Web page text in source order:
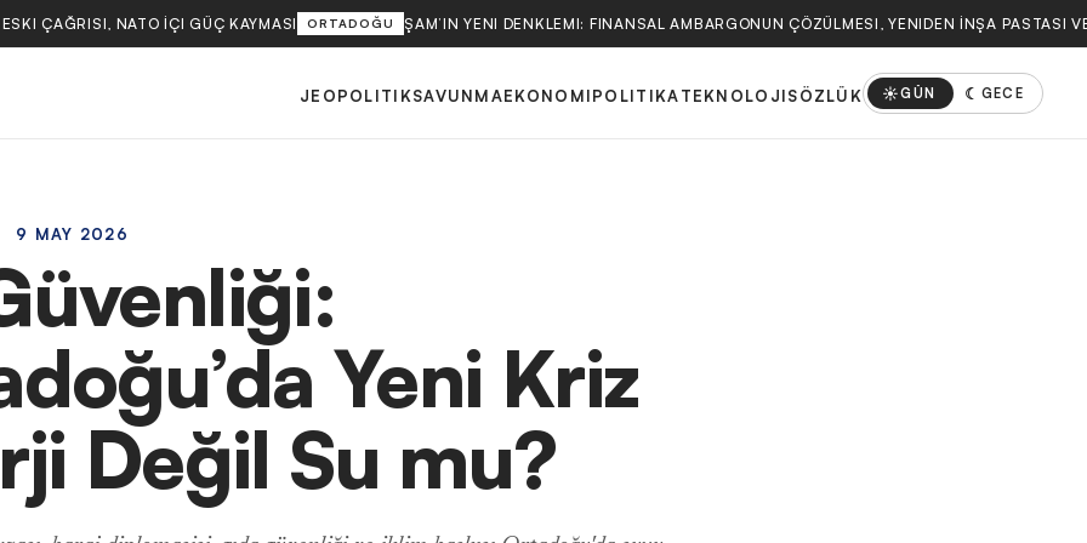
ÇAĞRISI, NATO İÇI GÜÇ KAYMASI ORTADOĞU ŞAM’IN YENI DENKLEMI: FINANSAL AMBARGONUN ÇÖZÜLMESI, YENIDEN İNŞA PASTASI
JEOPOLITIKSAVUNMAEKONOMIPOLITIKATEKNOLOJISÖZLÜK ☀GÜN ☾ GECE
9 MAY 2026
Yeni Kriz
Değil Su mu?